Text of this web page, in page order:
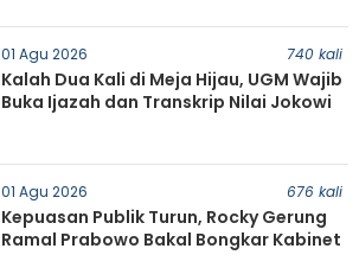
01 Agu 2026 740 kali
Kalah Dua Kali di Meja Hijau, UGM Wajib
Buka Ijazah dan Transkrip Nilai Jokowi
01 Agu 2026 676 kali
Kepuasan Publik Turun, Rocky Gerung
Ramal Prabowo Bakal Bongkar Kabinet